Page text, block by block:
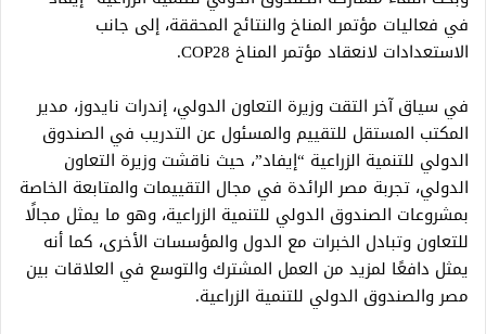
في فعاليات مؤتمر المناخ والنتائج المحققة، إلى جانب
الاستعدادات لانعقاد مؤتمر المناخ COP28.
في سياق آخر التقت وزيرة التعاون الدولي، إندرات نايدوز، مدير
المكتب المستقل للتقييم والمسئول عن التدريب في الصندوق
الدولي للتنمية الزراعية “إيفاد”، حيث ناقشت وزيرة التعاون
الدولي، تجربة مصر الرائدة في مجال التقييمات والمتابعة الخاصة
بمشروعات الصندوق الدولي للتنمية الزراعية، وهو ما يمثل مجالًا
للتعاون وتبادل الخبرات مع الدول والمؤسسات الأخرى، كما أنه
يمثل دافعًا لمزيد من العمل المشترك والتوسع في العلاقات بين
مصر والصندوق الدولي للتنمية الزراعية.